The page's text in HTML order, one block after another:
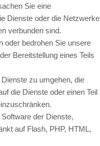
Sie eine
Dienste oder die Netzwerke
verbunden sind.
oder bedrohen Sie unsere
Bereitstellung eines Teils
zu umgehen, die
die Dienste oder einen Teil
der Dienste,
auf Flash, PHP, HTML,